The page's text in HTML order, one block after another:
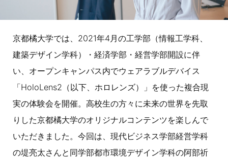
京都橘大学では、2021年4月の工学部（情報工学科、
建築デザイン学科）・経済学部・経営学部開設に伴
い、オープンキャンパス内でウェアラブルデバイス
「HoloLens2（以下、ホロレンズ）」を使った複合現
実の体験会を開催。高校生の方々に未来の世界を先取
りした京都橘大学のオリジナルコンテンツを楽しんで
いただきました。今回は、現代ビジネス学部経営学科
の堤亮太さんと同学部都市環境デザイン学科の阿部祈